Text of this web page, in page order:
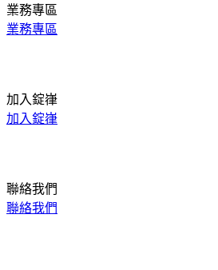
業務專區
業務專區
加入錠嵂
加入錠嵂
聯絡我們
聯絡我們